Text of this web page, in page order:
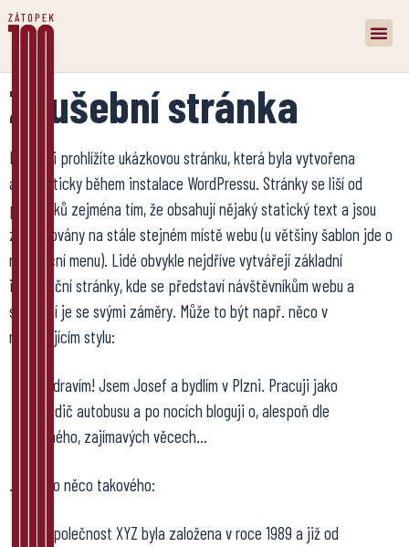
Zkušební stránka
Právě si prohlížíte ukázkovou stránku, která byla vytvořena
automaticky během instalace WordPressu. Stránky se liší od
příspěvků zejména tím, že obsahují nějaký statický text a jsou
zobrazovány na stále stejném místě webu (u většiny šablon jde o
navigační menu). Lidé obvykle nejdříve vytvářejí základní
informační stránky, kde se představí návštěvníkům webu a
seznámí je se svými záměry. Může to být např. něco v
následujícím stylu:
Zdravím! Jsem Josef a bydlím v Plzni. Pracuji jako
řidič autobusu a po nocích bloguji o, alespoň dle
mého, zajímavých věcech…
…a nebo něco takového:
Společnost XYZ byla založena v roce 1989 a již od